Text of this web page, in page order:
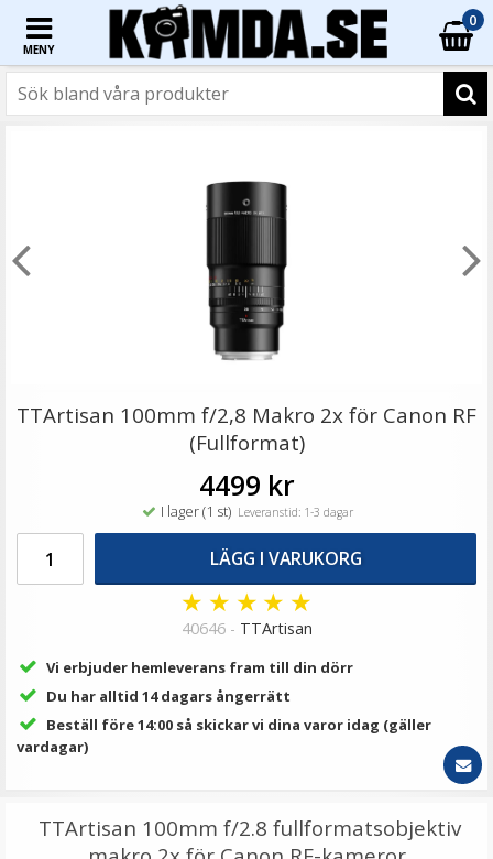
MENY
0
JJC rengöringskit 4-i-1 för kamera och objektiv
149 kr
LÄGG I VARUKORG
Justerbar mikrofonhållare klämma med ministativ
TTArtisan 100mm f/2,8 Makro 2x för Canon RF
(Fullformat)
4499 kr
I lager (1 st) Leveranstid: 1-3 dagar
LÄGG I VARUKORG
★ ★ ★ ★ ★
40646 - TTArtisan
Vi erbjuder hemleverans fram till din dörr
Du har alltid 14 dagars ångerrätt
Beställ före 14:00 så skickar vi dina varor idag (gäller
vardagar)
TTArtisan 100mm f/2.8 fullformatsobjektiv